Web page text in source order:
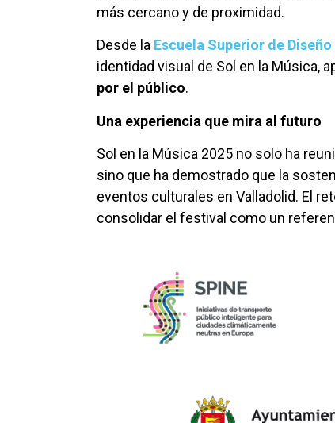
más cercano y de proximidad.
Desde la Escuela Superior de Diseño
identidad visual de Sol en la Música,
por el público.
Una experiencia que mira al futuro
Sol en la Música 2025 no solo ha
sino que ha demostrado que la
eventos culturales en Valladolid. El
consolidar el festival como un